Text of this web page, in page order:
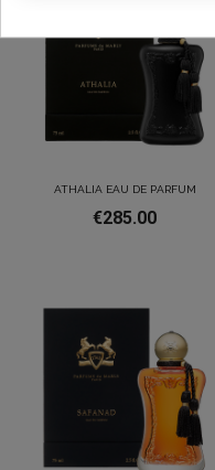
ATHALIA EAU DE PARFUM
€285.00